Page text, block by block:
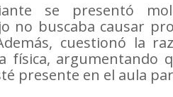
se presentó
no buscaba causar
cuestionó la
física, argumentando
presente en el aula